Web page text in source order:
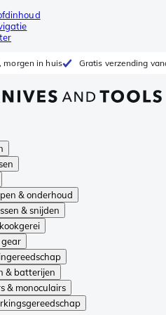
morgen in huis Gratis verzending
& onderhoud
& snijden
& batterijen
& monoculairs